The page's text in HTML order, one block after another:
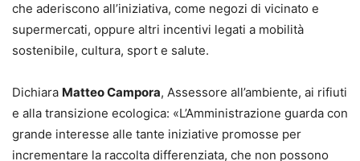
che aderiscono all’iniziativa, come negozi di vicinato e
supermercati, oppure altri incentivi legati a mobilità
sostenibile, cultura, sport e salute.
Dichiara Matteo Campora, Assessore all’ambiente, ai rifiuti
e alla transizione ecologica: «L’Amministrazione guarda con
grande interesse alle tante iniziative promosse per
incrementare la raccolta differenziata, che non possono